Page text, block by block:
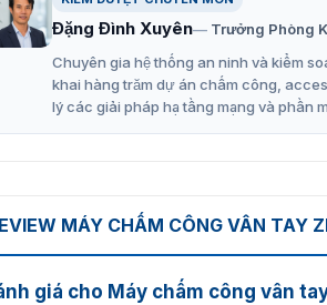
phím to, menu bố trí gọn gàng.
tiếp qua cổng TCP/IP USB Host và
Bộ nhớ 50,000 dữ liệu chấm công.
Hỗ trợ tải về dữ liệu chấm công dạng file
Tùy chọn hình nền và màn hình chờ, Đầu
năng đặc biệt: Xác nhận nhiều chế
hợp mô hình quy mô từ 5-50 nhân
Đặng Đình Xuyên
Trưởng Phòng
Chuyên gia hệ thống an ninh và kiểm
khai hàng trăm dự án chấm công,
lý các giải pháp hạ tầng mạng và phần
MÁY CHẤM CÔNG VÂN TAY
giá cho Máy chấm công vân